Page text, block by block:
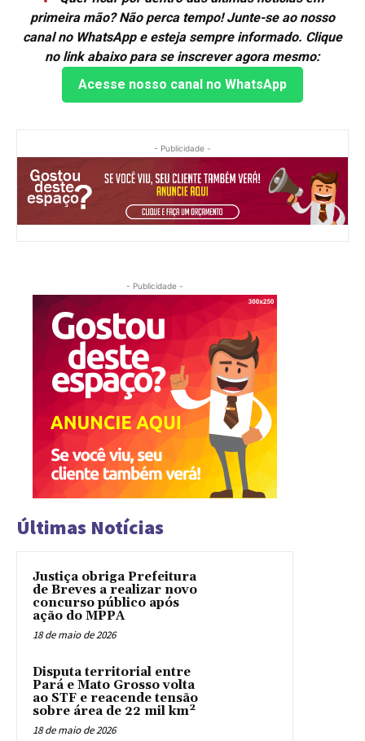
primeira mão? Não perca tempo! Junte-se ao nosso
canal no WhatsApp e esteja sempre informado. Clique
no link abaixo para se inscrever agora mesmo:
Acesse nosso canal no WhatsApp
- Publicidade -
- Publicidade -
Últimas Notícias
Justiça obriga Prefeitura
de Breves a realizar novo
concurso público após
ação do MPPA
18 de maio de 2026
Disputa territorial entre
Pará e Mato Grosso volta
ao STF e reacende tensão
sobre área de 22 mil km²
18 de maio de 2026